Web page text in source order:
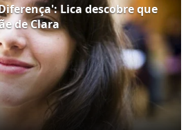
Lica descobre que
de Clara